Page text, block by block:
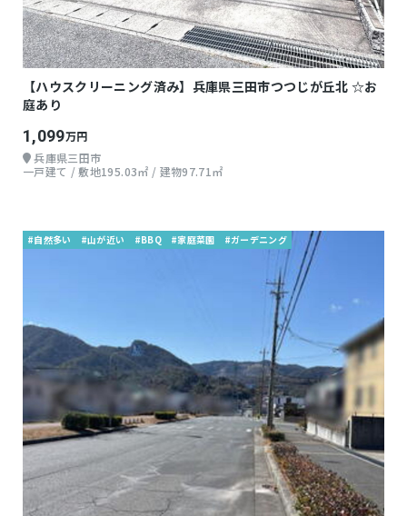
【ハウスクリーニング済み】兵庫県三田市つつじが丘北 ☆お
庭あり
1,099万円
兵庫県三田市
一戸建て / 敷地195.03㎡ / 建物97.71㎡
#自然多い #山が近い #BBQ #家庭菜園 #ガーデニング